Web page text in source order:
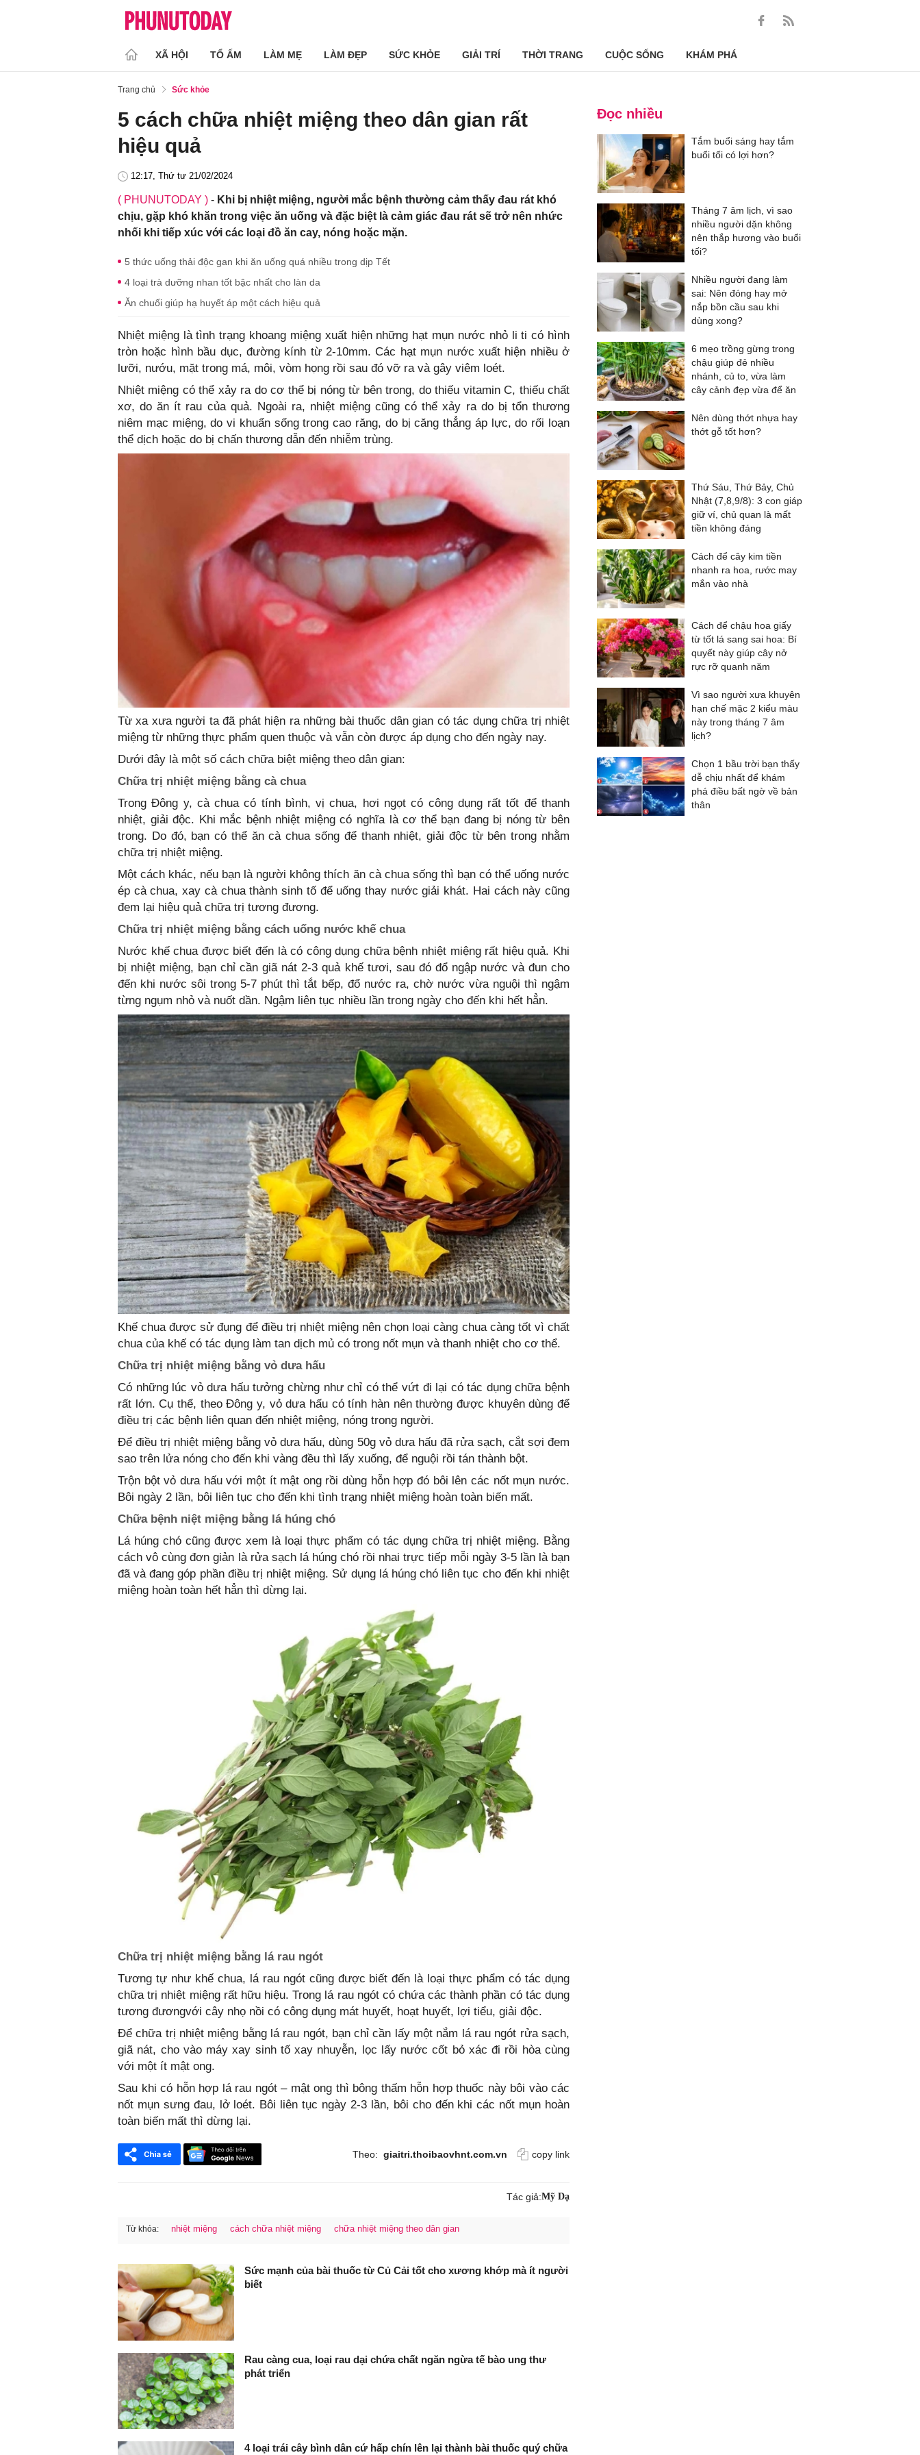
XÃ HỘI TỔ ẤM LÀM MẸ LÀM ĐẸP SỨC KHỎE GIẢI TRÍ THỜI TRANG CUỘC SỐNG KHÁM PHÁ
Trang chủ Sức khỏe
5 cách chữa nhiệt miệng theo dân gian rất
hiệu quả
12:17, Thứ tư 21/02/2024
( PHUNUTODAY ) - Khi bị nhiệt miệng, người mắc bệnh thường cảm thấy đau rát khó
chịu, gặp khó khăn trong việc ăn uống và đặc biệt là cảm giác đau rát sẽ trở nên nhức
nhối khi tiếp xúc với các loại đồ ăn cay, nóng hoặc mặn.
5 thức uống thải độc gan khi ăn uống quá nhiều trong dịp Tết
4 loại trà dưỡng nhan tốt bậc nhất cho làn da
Ăn chuối giúp hạ huyết áp một cách hiệu quả
Nhiệt miệng là tình trạng khoang miệng xuất hiện những hạt mụn nước nhỏ li ti có hình
tròn hoặc hình bầu dục, đường kính từ 2-10mm. Các hạt mụn nước xuất hiện nhiều ở
lưỡi, nướu, mặt trong má, môi, vòm họng rồi sau đó vỡ ra và gây viêm loét.
Nhiệt miệng có thể xảy ra do cơ thể bị nóng từ bên trong, do thiếu vitamin C, thiếu chất
xơ, do ăn ít rau của quả. Ngoài ra, nhiệt miệng cũng có thể xảy ra do bị tổn thương
niêm mạc miệng, do vi khuẩn sống trong cao răng, do bị căng thẳng áp lực, do rối loạn
thể dịch hoặc do bị chấn thương dẫn đến nhiễm trùng.
Từ xa xưa người ta đã phát hiện ra những bài thuốc dân gian có tác dụng chữa trị nhiệt
miệng từ những thực phẩm quen thuộc và vẫn còn được áp dụng cho đến ngày nay.
Dưới đây là một số cách chữa biệt miệng theo dân gian:
Chữa trị nhiệt miệng bằng cà chua
Trong Đông y, cà chua có tính bình, vị chua, hơi ngọt có công dụng rất tốt để thanh
nhiệt, giải độc. Khi mắc bệnh nhiệt miệng có nghĩa là cơ thể bạn đang bị nóng từ bên
trong. Do đó, bạn có thể ăn cà chua sống để thanh nhiệt, giải độc từ bên trong nhằm
chữa trị nhiệt miệng.
Một cách khác, nếu bạn là người không thích ăn cà chua sống thì bạn có thể uống nước
ép cà chua, xay cà chua thành sinh tố để uống thay nước giải khát. Hai cách này cũng
đem lại hiệu quả chữa trị tương đương.
Chữa trị nhiệt miệng bằng cách uống nước khế chua
Nước khế chua được biết đến là có công dụng chữa bệnh nhiệt miệng rất hiệu quả. Khi
bị nhiệt miệng, bạn chỉ cần giã nát 2-3 quả khế tươi, sau đó đổ ngập nước và đun cho
đến khi nước sôi trong 5-7 phút thì tắt bếp, đổ nước ra, chờ nước vừa nguội thì ngậm
từng ngụm nhỏ và nuốt dần. Ngậm liên tục nhiều lần trong ngày cho đến khi hết hẳn.
Khế chua được sử đụng để điều trị nhiệt miệng nên chọn loại càng chua càng tốt vì chất
chua của khế có tác dụng làm tan dịch mủ có trong nốt mụn và thanh nhiệt cho cơ thể.
Chữa trị nhiệt miệng bằng vỏ dưa hấu
Có những lúc vỏ dưa hấu tưởng chừng như chỉ có thể vứt đi lại có tác dụng chữa bệnh
rất lớn. Cụ thể, theo Đông y, vỏ dưa hấu có tính hàn nên thường được khuyên dùng để
điều trị các bệnh liên quan đến nhiệt miệng, nóng trong người.
Để điều trị nhiệt miệng bằng vỏ dưa hấu, dùng 50g vỏ dưa hấu đã rửa sạch, cắt sợi đem
sao trên lửa nóng cho đến khi vàng đều thì lấy xuống, để nguội rồi tán thành bột.
Trộn bột vỏ dưa hấu với một ít mật ong rồi dùng hỗn hợp đó bôi lên các nốt mụn nước.
Bôi ngày 2 lần, bôi liên tục cho đến khi tình trạng nhiệt miệng hoàn toàn biến mất.
Chữa bệnh niệt miệng bằng lá húng chó
Lá húng chó cũng được xem là loại thực phẩm có tác dụng chữa trị nhiệt miệng. Bằng
cách vô cùng đơn giản là rửa sạch lá húng chó rồi nhai trực tiếp mỗi ngày 3-5 lần là bạn
đã và đang góp phần điều trị nhiệt miệng. Sử dụng lá húng chó liên tục cho đến khi nhiệt
miệng hoàn toàn hết hẳn thì dừng lại.
Chữa trị nhiệt miệng bằng lá rau ngót
Tương tự như khế chua, lá rau ngót cũng được biết đến là loại thực phẩm có tác dụng
chữa trị nhiệt miệng rất hữu hiệu. Trong lá rau ngót có chứa các thành phần có tác dụng
tương đươngvới cây nhọ nồi có công dụng mát huyết, hoạt huyết, lợi tiểu, giải độc.
Để chữa trị nhiệt miệng bằng lá rau ngót, bạn chỉ cần lấy một nắm lá rau ngót rửa sạch,
giã nát, cho vào máy xay sinh tố xay nhuyễn, lọc lấy nước cốt bỏ xác đi rồi hòa cùng
với một ít mật ong.
Sau khi có hỗn hợp lá rau ngót – mật ong thì bông thấm hỗn hợp thuốc này bôi vào các
nốt mụn sưng đau, lở loét. Bôi liên tục ngày 2-3 lần, bôi cho đến khi các nốt mụn hoàn
toàn biến mất thì dừng lại.
Theo: giaitri.thoibaovhnt.com.vn copy link
Tác giả:Mỹ Dạ
Từ khóa: nhiệt miệng cách chữa nhiệt miệng chữa nhiệt miệng theo dân gian
Sức mạnh của bài thuốc từ Củ Cải tốt cho xương khớp mà ít người
biết
Rau càng cua, loại rau dại chứa chất ngăn ngừa tế bào ung thư
phát triển
4 loại trái cây bình dân cứ hấp chín lên lại thành bài thuốc quý chữa
Đọc nhiều
Tắm buổi sáng hay tắm
buổi tối có lợi hơn?
Tháng 7 âm lịch, vì sao
nhiều người dặn không
nên thắp hương vào buổi
tối?
Nhiều người đang làm
sai: Nên đóng hay mở
nắp bồn cầu sau khi
dùng xong?
6 mẹo trồng gừng trong
chậu giúp đẻ nhiều
nhánh, củ to, vừa làm
cây cảnh đẹp vừa để ăn
Nên dùng thớt nhựa hay
thớt gỗ tốt hơn?
Thứ Sáu, Thứ Bảy, Chủ
Nhật (7,8,9/8): 3 con giáp
giữ ví, chủ quan là mất
tiền không đáng
Cách để cây kim tiền
nhanh ra hoa, rước may
mắn vào nhà
Cách để chậu hoa giấy
từ tốt lá sang sai hoa: Bí
quyết này giúp cây nở
rực rỡ quanh năm
Vì sao người xưa khuyên
hạn chế mặc 2 kiểu màu
này trong tháng 7 âm
lịch?
Chọn 1 bầu trời bạn thấy
dễ chịu nhất để khám
phá điều bất ngờ về bản
thân